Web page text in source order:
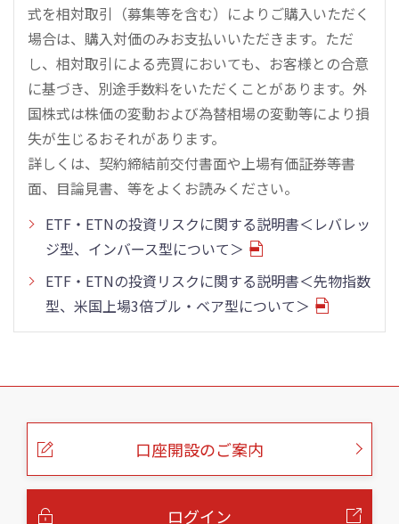
式を相対取引（募集等を含む）によりご購入いただく
場合は、購入対価のみお支払いいただきます。ただ
し、相対取引による売買においても、お客様との合意
に基づき、別途手数料をいただくことがあります。外
国株式は株価の変動および為替相場の変動等により損
失が生じるおそれがあります。
詳しくは、契約締結前交付書面や上場有価証券等書
面、目論見書、等をよくお読みください。
ETF・ETNの投資リスクに関する説明書＜レバレッ
ジ型、インバース型について＞
ETF・ETNの投資リスクに関する説明書＜先物指数
型、米国上場3倍ブル・ベア型について＞
こ
口座開設のご案内
ログイン